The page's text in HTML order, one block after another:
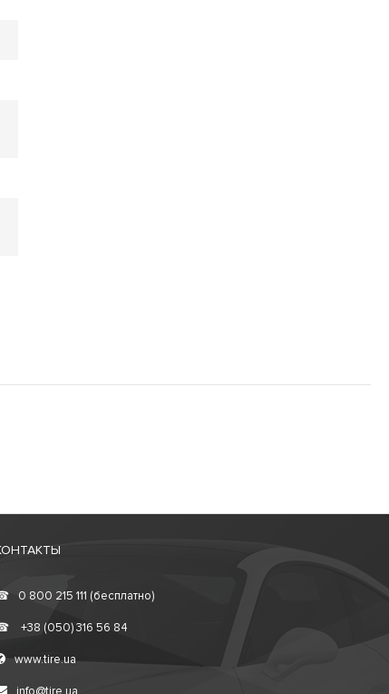
0 800 215 111 (бесплатно)
+38 (050) 316 56 84
www.tire.ua